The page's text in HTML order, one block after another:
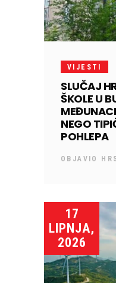
VIJESTI
SLUČAJ
ŠKOLE U
NEGO
POHLEPA
OBJAVIO
17
LIPNJA,
2026